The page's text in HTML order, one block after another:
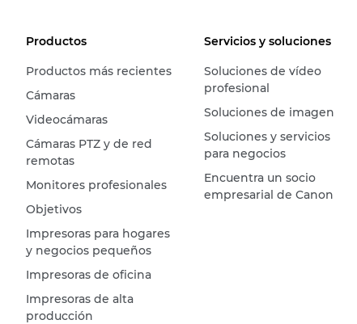
Productos
Productos más recientes
Cámaras
Videocámaras
Cámaras PTZ y de red
remotas
Monitores profesionales
Objetivos
Impresoras para hogares
y negocios pequeños
Impresoras de oficina
Impresoras de alta
producción
Servicios y soluciones
Soluciones de vídeo
profesional
Soluciones de imagen
Soluciones y servicios
para negocios
Encuentra un socio
empresarial de Canon